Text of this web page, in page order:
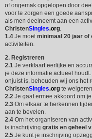
of ongemak opgelopen door
voor te zorgen een goede
als men deelneemt aan een
ChristenSingles.org.
1.4 Je moetminimaal 20 jaar of
activiteiten.
2. Registreren
2.1 Je verklaart eerlijke en
je deze informatie actueel
onjuist is, behouden wij ons het
ChristenSingles.org te
2.2 Je gaat ermee akkoord om
2.3 Om elkaar te herkennen
aan te bevelen.
2.4 Om het organiseren van
is inschrijving gratis en geheel
2.5 Je kunt je inschrijving